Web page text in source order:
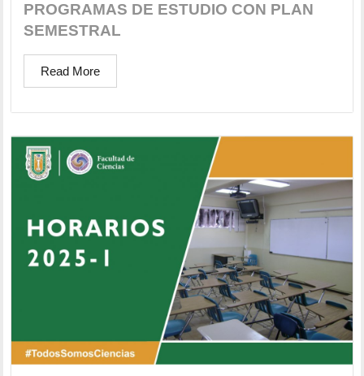
PROGRAMAS DE ESTUDIO CON PLAN
SEMESTRAL
Read More